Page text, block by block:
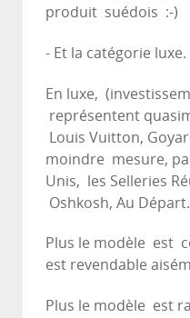
produit suédois :-)
- Et la catégorie luxe.
En luxe,
représentent
Louis Vuitton,
moindre mesure,
Unis, les Selleries
Oshkosh, Au
Plus le modèle est
est revendable
Plus le modèle est